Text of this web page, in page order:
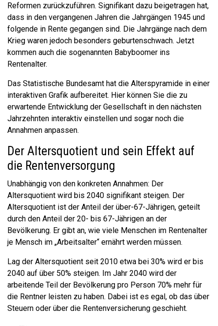
Reformen zurückzuführen. Signifikant dazu beigetragen hat,
dass in den vergangenen Jahren die Jahrgängen 1945 und
folgende in Rente gegangen sind. Die Jahrgänge nach dem
Krieg waren jedoch besonders geburtenschwach. Jetzt
kommen auch die sogenannten Babyboomer ins
Rentenalter.
Das Statistische Bundesamt hat die Alterspyramide in einer
interaktiven Grafik aufbereitet. Hier können Sie die zu
erwartende Entwicklung der Gesellschaft in den nächsten
Jahrzehnten interaktiv einstellen und sogar noch die
Annahmen anpassen.
Der Altersquotient und sein Effekt auf
die Rentenversorgung
Unabhängig von den konkreten Annahmen: Der
Altersquotient wird bis 2040 signifikant steigen. Der
Altersquotient ist der Anteil der über-67-Jährigen, geteilt
durch den Anteil der 20- bis 67-Jährigen an der
Bevölkerung. Er gibt an, wie viele Menschen im Rentenalter
je Mensch im „Arbeitsalter“ ernährt werden müssen.
Lag der Altersquotient seit 2010 etwa bei 30% wird er bis
2040 auf über 50% steigen. Im Jahr 2040 wird der
arbeitende Teil der Bevölkerung pro Person 70% mehr für
die Rentner leisten zu haben. Dabei ist es egal, ob das über
Steuern oder über die Rentenversicherung geschieht.